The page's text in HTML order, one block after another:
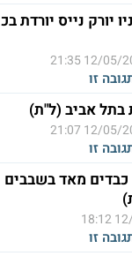
יורק נייס יורדת בכ
12/05/2026
זו
בתל אביב (ל"ת)
12/05/2026
זו
כבדים מאד בשבבים
12/
זו